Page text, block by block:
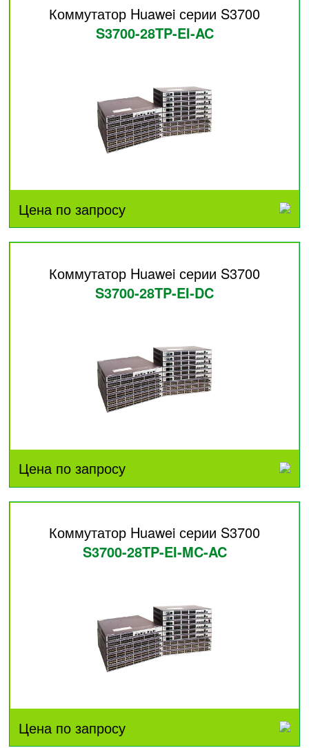
Коммутатор Huawei серии S3700
S3700-28TP-EI-AC
Цена по запросу
Коммутатор Huawei серии S3700
S3700-28TP-EI-DC
Цена по запросу
Коммутатор Huawei серии S3700
S3700-28TP-EI-MC-AC
Цена по запросу